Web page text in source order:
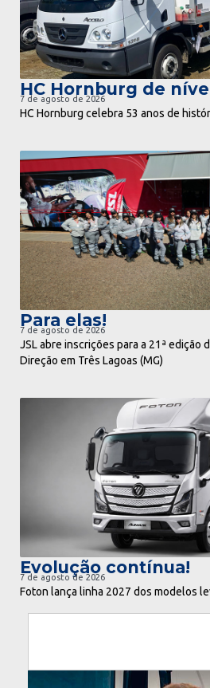
HC Hornburg de
7 de agosto de 2026
HC Hornburg celebra 53 anos de
ir para notícia
Para elas!
7 de agosto de 2026
JSL abre inscrições para a 21ª edição
Direção em Três Lagoas (MG)
ir para notícia
Evolução contínua!
7 de agosto de 2026
Foton lança linha 2027 dos modelos